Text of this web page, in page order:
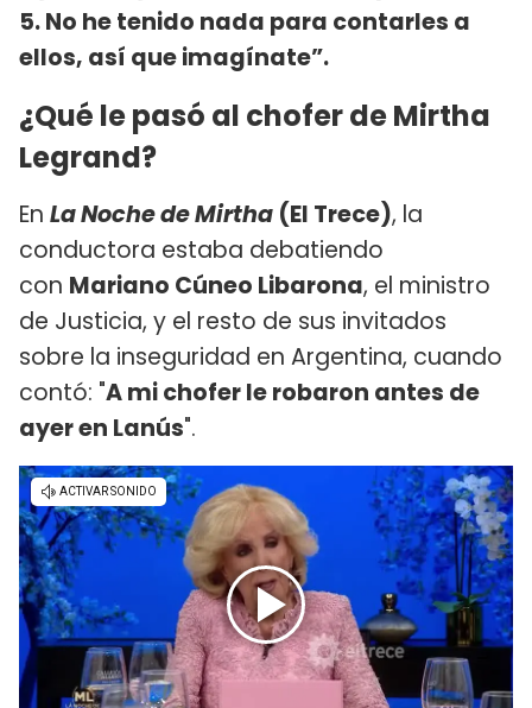
5. No he tenido nada para contarles a
ellos, así que imagínate”.
¿Qué le pasó al chofer de Mirtha
Legrand?
En La Noche de Mirtha (El Trece), la
conductora estaba debatiendo
con Mariano Cúneo Libarona, el ministro
de Justicia, y el resto de sus invitados
sobre la inseguridad en Argentina, cuando
contó: "A mi chofer le robaron antes de
ayer en Lanús".